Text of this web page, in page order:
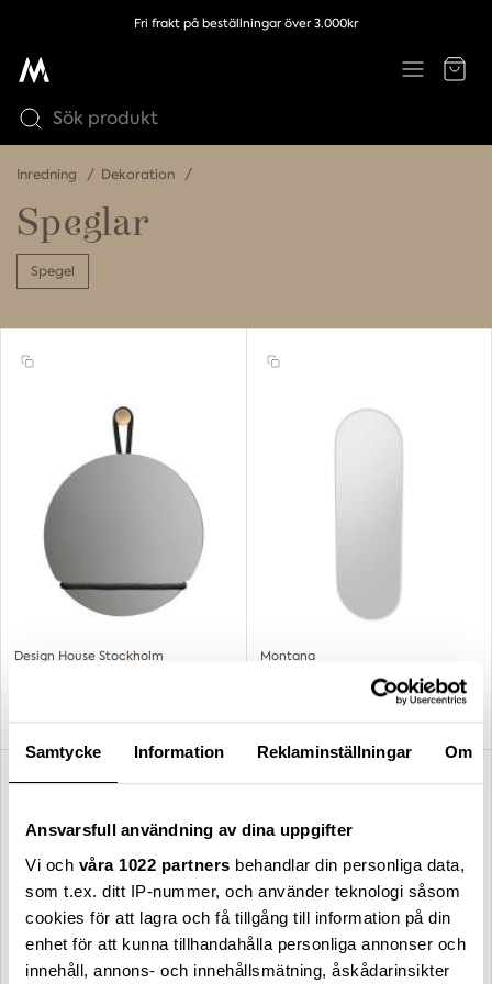
Samtycke Information Reklaminställningar Om
Ansvarsfull användning av dina uppgifter
Vi och våra 1022 partners behandlar din personliga data,
som t.ex. ditt IP-nummer, och använder teknologi såsom
cookies för att lagra och få tillgång till information på din
enhet för att kunna tillhandahålla personliga annonser och
innehåll, annons- och innehållsmätning, åskådarinsikter
Fri frakt på beställningar över 3.000kr
Inredning Dekoration
Speglar
Spegel
Design House Stockholm Montana
Figure spegel Mist